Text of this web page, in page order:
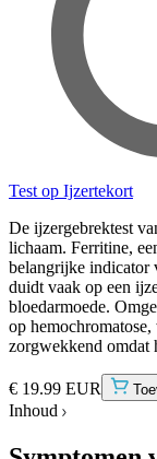
Test op Ijzertekort
De ijzergebrektest
lichaam. Ferritine,
belangrijke indicator
duidt vaak op een
bloedarmoede.
op
zorgwekkend omdat
€ 19.99 EUR
Inhoud